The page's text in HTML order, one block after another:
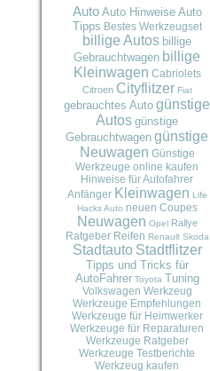
Auto Auto Hinweise Auto
Tipps Bestes Werkzeugset
billige Autos billige
Gebrauchtwagen billige
Kleinwagen Cabriolets
Citroen Cityflitzer Fiat
gebrauchtes Auto günstige
Autos günstige
Gebrauchtwagen günstige
Neuwagen Günstige
Werkzeuge online kaufen
Hinweise für Autofahrer
Anfänger Kleinwagen Life
Hacks Auto neuen Coupes
Neuwagen Opel Rallye
Ratgeber Reifen Renault Skoda
Stadtauto Stadtflitzer
Tipps und Tricks für
AutoFahrer Toyota Tuning
Volkswagen Werkzeug
Werkzeuge Empfehlungen
Werkzeuge für Heimwerker
Werkzeuge für Reparaturen
Werkzeuge Ratgeber
Werkzeuge Testberichte
Werkzeug kaufen